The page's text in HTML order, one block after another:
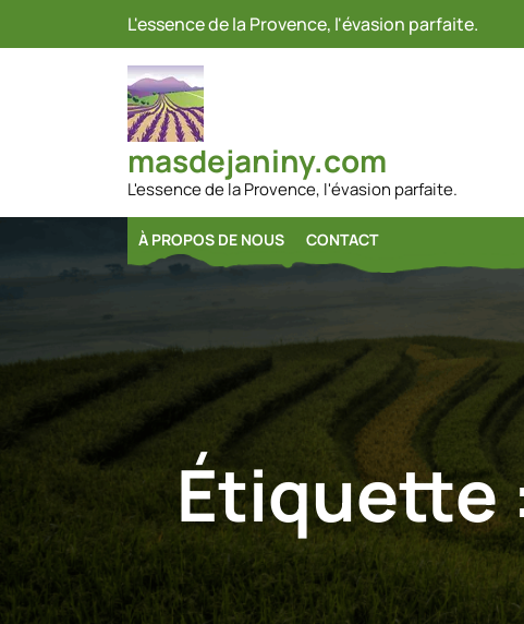
L'essence de la Provence, l'évasion parfaite.
masdejaniny.com
L'essence de la Provence, l'évasion parfaite.
À PROPOS DE NOUS CONTACT
Étiquette